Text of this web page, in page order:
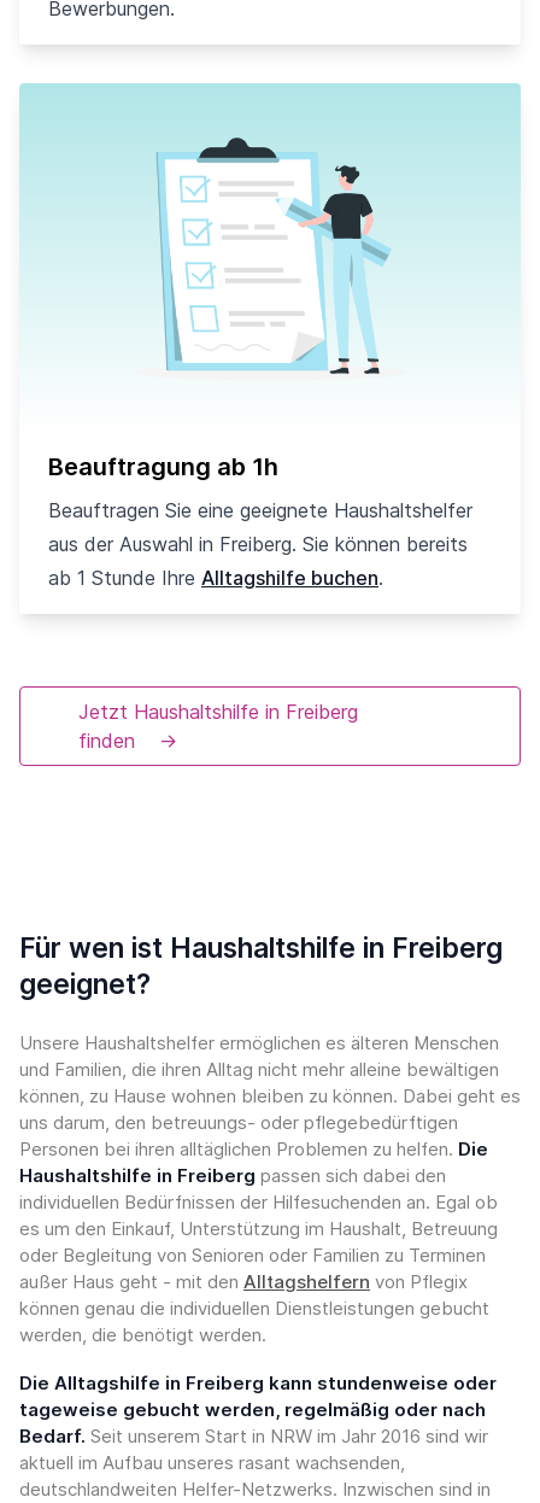
Bewerbungen.
Beauftragung ab 1h
Beauftragen Sie eine geeignete Haushaltshelfer
aus der Auswahl in Freiberg. Sie können bereits
ab 1 Stunde Ihre Alltagshilfe buchen.
Jetzt Haushaltshilfe in Freiberg
finden
→
Für wen ist Haushaltshilfe in Freiberg
geeignet?
Unsere Haushaltshelfer ermöglichen es älteren Menschen
und Familien, die ihren Alltag nicht mehr alleine bewältigen
können, zu Hause wohnen bleiben zu können. Dabei geht es
uns darum, den betreuungs- oder pflegebedürftigen
Personen bei ihren alltäglichen Problemen zu helfen. Die
Haushaltshilfe in Freiberg passen sich dabei den
individuellen Bedürfnissen der Hilfesuchenden an. Egal ob
es um den Einkauf, Unterstützung im Haushalt, Betreuung
oder Begleitung von Senioren oder Familien zu Terminen
außer Haus geht - mit den Alltagshelfern von Pflegix
können genau die individuellen Dienstleistungen gebucht
werden, die benötigt werden.
Die Alltagshilfe in Freiberg kann stundenweise oder
tageweise gebucht werden, regelmäßig oder nach
Bedarf. Seit unserem Start in NRW im Jahr 2016 sind wir
aktuell im Aufbau unseres rasant wachsenden,
deutschlandweiten Helfer-Netzwerks. Inzwischen sind in